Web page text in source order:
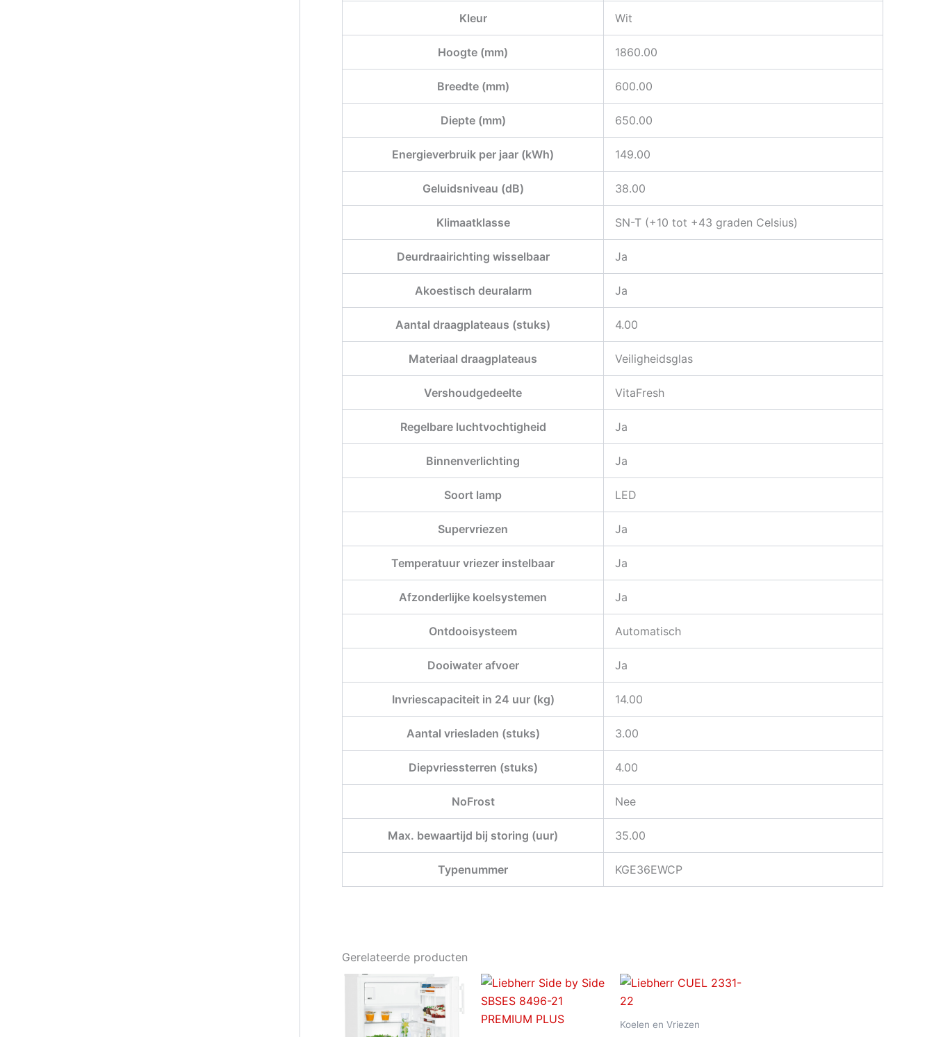
Kleur Wit
Hoogte (mm) 1860.00
Breedte (mm) 600.00
Diepte (mm) 650.00
Energieverbruik per jaar (kWh) 149.00
Geluidsniveau (dB) 38.00
Klimaatklasse SN-T (+10 tot +43 graden Celsius)
Deurdraairichting wisselbaar Ja
Akoestisch deuralarm Ja
Aantal draagplateaus (stuks) 4.00
Materiaal draagplateaus Veiligheidsglas
Vershoudgedeelte VitaFresh
Regelbare luchtvochtigheid Ja
Binnenverlichting Ja
Soort lamp LED
Supervriezen Ja
Temperatuur vriezer instelbaar Ja
Afzonderlijke koelsystemen Ja
Ontdooisysteem Automatisch
Dooiwater afvoer Ja
Invriescapaciteit in 24 uur (kg) 14.00
Aantal vriesladen (stuks) 3.00
Diepvriessterren (stuks) 4.00
NoFrost Nee
Max. bewaartijd bij storing (uur) 35.00
Typenummer KGE36EWCP
Gerelateerde producten
Koelen en Vriezen